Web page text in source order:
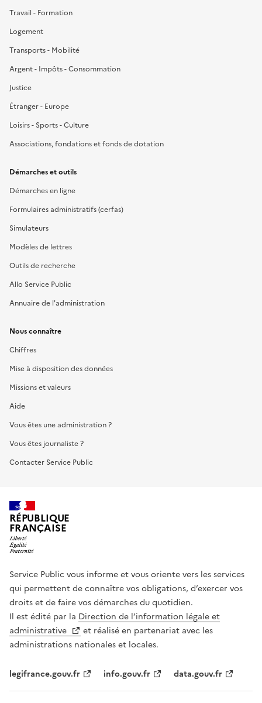
Travail - Formation
Logement
Transports - Mobilité
Argent - Impôts - Consommation
Justice
Étranger - Europe
Loisirs - Sports - Culture
Associations, fondations et fonds de dotation
Démarches et outils
Démarches en ligne
Formulaires administratifs (cerfas)
Simulateurs
Modèles de lettres
Outils de recherche
Allo Service Public
Annuaire de l'administration
Nous connaître
Chiffres
Mise à disposition des données
Missions et valeurs
Aide
Vous êtes une administration ?
Vous êtes journaliste ?
Contacter Service Public
RÉPUBLIQUE
FRANÇAISE
Service Public vous informe et vous oriente vers les services
qui permettent de connaître vos obligations, d’exercer vos
droits et de faire vos démarches du quotidien.
Il est édité par la Direction de l’information légale et
administrative
et réalisé en partenariat avec les
administrations nationales et locales.
legifrance.gouv.fr info.gouv.fr data.gouv.fr